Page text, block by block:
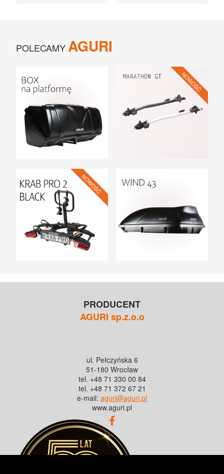
POLECAMYAGURI
PRODUCENT
AGURI sp.z.o.o
ul. Pełczyńska 6
51-180 Wrocław
tel. +48 71 330 00 84
tel. +48 71 372 67 21
e-mail: aguri@aguri.pl
www.aguri.pl
